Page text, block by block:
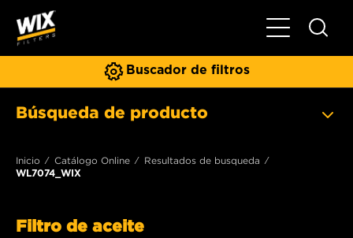
Toggle
Buscador de filtros
Búsqueda de producto
Inicio Catálogo Online
Resultados de busqueda
WL7074_WIX
Filtro de aceite